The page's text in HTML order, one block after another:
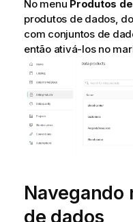
i
n
f
No menu Produtos
produtos de dados,
com conjuntos de
então ativá-los no
Navegando
de dados